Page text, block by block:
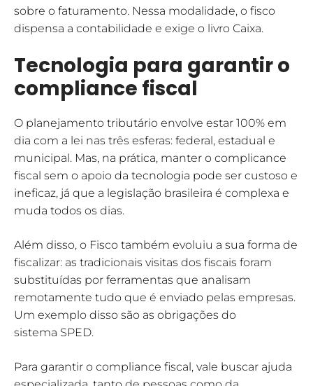
sobre o faturamento. Nessa modalidade, o fisco
dispensa a contabilidade e exige o livro Caixa.
Tecnologia para garantir o
compliance fiscal
O planejamento tributário envolve estar 100% em
dia com a lei nas três esferas: federal, estadual e
municipal. Mas, na prática, manter o complicance
fiscal sem o apoio da tecnologia pode ser custoso e
ineficaz, já que a legislação brasileira é complexa e
muda todos os dias.
Além disso, o Fisco também evoluiu a sua forma de
fiscalizar: as tradicionais visitas dos fiscais foram
substituídas por ferramentas que analisam
remotamente tudo que é enviado pelas empresas.
Um exemplo disso são as obrigações do
sistema SPED.
Para garantir o compliance fiscal, vale buscar ajuda